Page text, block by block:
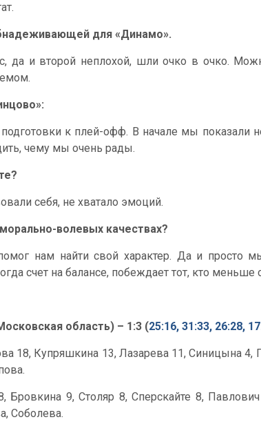
для «Динамо».
и второй неплохой, шли очко в очко.
к плей-офф. В начале мы показали
чему мы очень рады.
себя, не хватало эмоций.
волевых качествах?
нам найти свой характер. Да и
счет на балансе, побеждает тот, кто меньше
область) – 1:3 (25:16, 31:33, 26:28,
18, Купряшкина 13, Лазарева 11, Синицына
Бровкина 9, Столяр 8, Сперскайте 8,
Соболева.